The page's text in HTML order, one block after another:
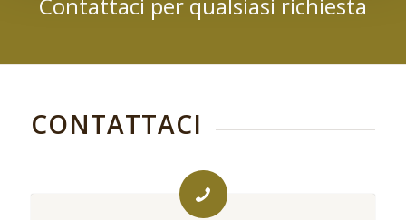
Contattaci per qualsiasi richiesta
CONTATTACI